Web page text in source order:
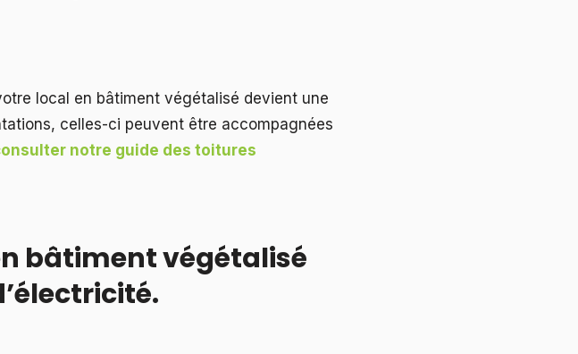
local en bâtiment végétalisé devient une
celles-ci peuvent être accompagnées
notre guide des toitures
bâtiment végétalisé